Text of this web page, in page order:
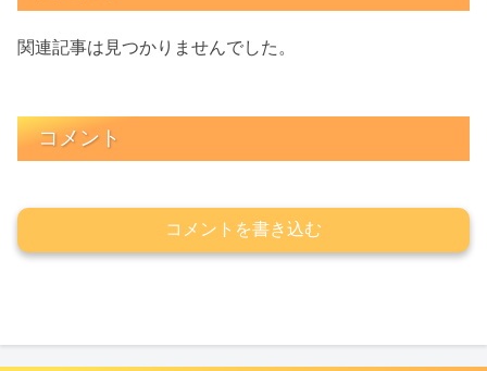
関連記事は見つかりませんでした。
コメント
コメントを書き込む